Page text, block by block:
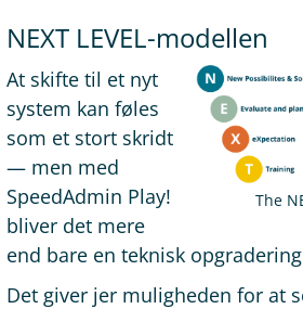
NEXT LEVEL-modellen
The
At skifte til et nyt
system kan føles
som et stort skridt
— men med
SpeedAdmin Play!
bliver det mere
end bare en teknisk
Det giver jer muligheden for at